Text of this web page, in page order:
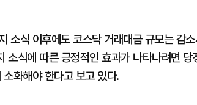
소식 이후에도 코스닥 거래대금 규모는 감
소식에 따른 긍정적인 효과가 나타나려면
화해야 한다고 보고 있다.